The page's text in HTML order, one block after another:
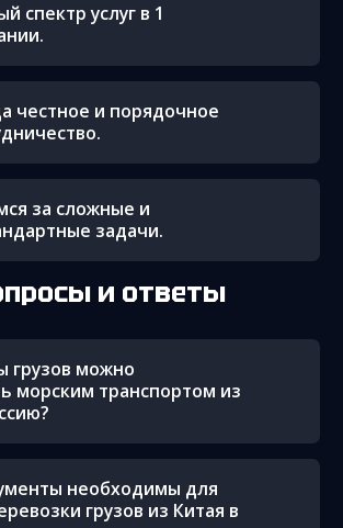
спектр услуг в 1
честное и порядочное
за сложные и
задачи.
и ответы
грузов можно
морским транспортом из
необходимы для
грузов из Китая в